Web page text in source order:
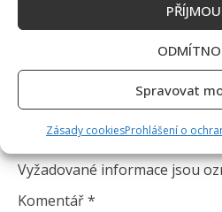
Spravovat
Zásady cookiesProhlášení o
Napsat komentář
Vyžadované informace jsou
Komentář*